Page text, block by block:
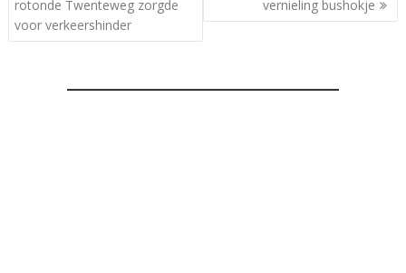
rotonde Twenteweg zorgde
voor verkeershinder
vernieling bushokje